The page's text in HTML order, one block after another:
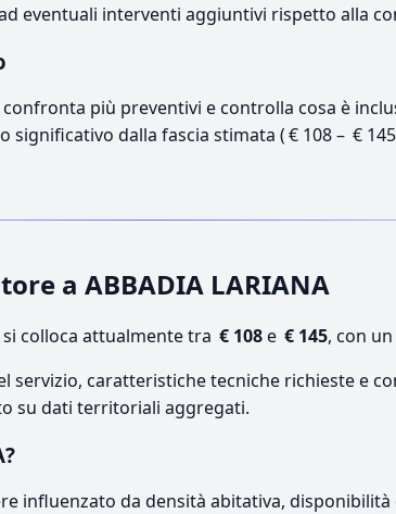
eventuali interventi aggiuntivi rispetto alla
più preventivi e controlla cosa è
significativo dalla fascia stimata ( € 108 – €
a ABBADIA LARIANA
si colloca attualmente tra € 108e € 145, con
servizio, caratteristiche tecniche richieste e
su dati territoriali aggregati.
influenzato da densità abitativa,